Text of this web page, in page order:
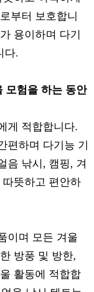
부터 보호합니
용이하며 다기
다.
모험을 하는 동안
게 적합합니다.
편하며 다기능 기
음 낚시, 캠핑, 겨
뜻하고 편안하
이며 모든 겨울
방풍 및 방한,
활동에 적합합